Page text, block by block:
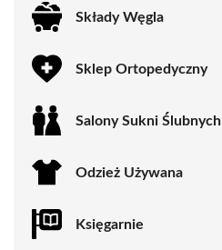
Składy Węgla
Sklep Ortopedyczny
Salony Sukni Ślubnych
Odzież Używana
Księgarnie